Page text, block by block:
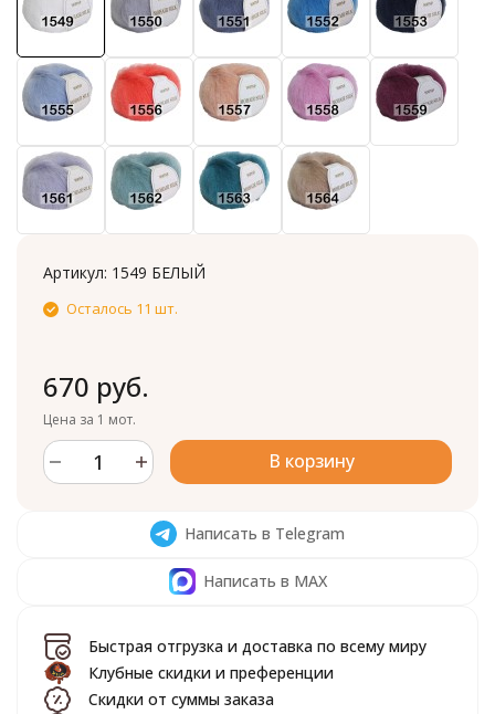
Артикул: 1549 БЕЛЫЙ
Осталось 11 шт.
670 руб.
Цена за 1 мот.
В корзину
Написать в Telegram
Написать в MAX
Быстрая отгрузка и доставка по всему миру
Клубные скидки и преференции
Скидки от суммы заказа